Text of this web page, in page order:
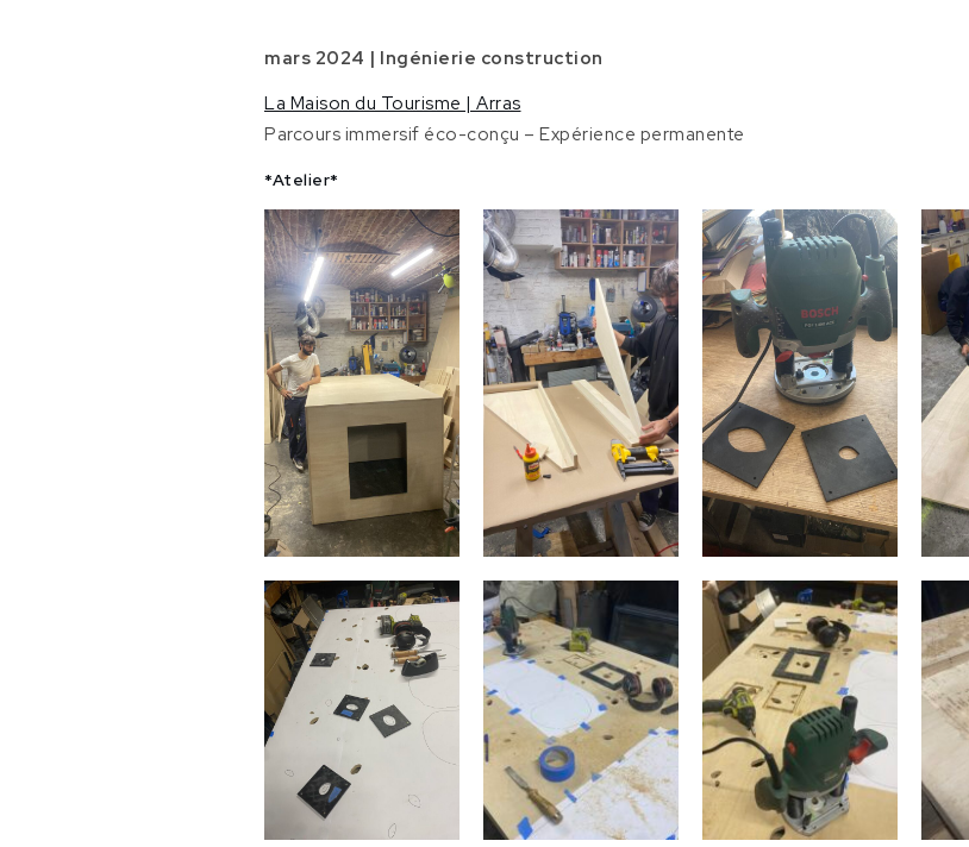
[France]
Laurent |
Immersarium
mars 2024 | Ingénierie construction
La Maison du Tourisme | Arras
Parcours immersif éco-conçu – Expérience permanente
*Atelier*